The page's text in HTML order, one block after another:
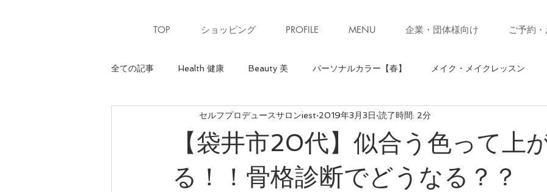
TOP ショッピング PROFILE MENU 企業・団体様向け ご予約
全ての記事 Health 健康 Beauty 美 パーソナルカラー【春】 メイク・メイクレッスン
骨格診断【ウェーブ】 骨格診断【ストレート】 骨格診断
パーソナルカラー【夏】 パーソナルカラー【秋】 お知らせ・キャンペーン
【袋井市20代】似合う色って上
る！！骨格診断でどうなる？？
セルフプロデュースサロンiest 2019年3月3日 読了時間: 2分